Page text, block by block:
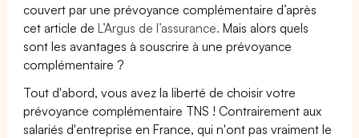
couvert par une prévoyance complémentaire d’après
cet article deL’Argus de l’assurance. Mais alors quels
sont les avantages à souscrire à une prévoyance
complémentaire ?
Tout d'abord, vous avez la liberté de choisir votre
prévoyance complémentaire TNS ! Contrairement aux
salariés d'entreprise en France, qui n'ont pas vraiment le